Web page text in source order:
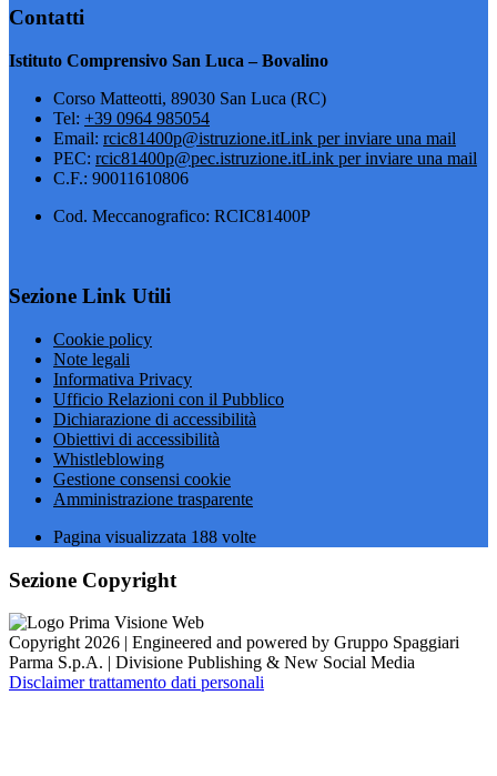
Contatti
Istituto Comprensivo San Luca – Bovalino
Corso Matteotti, 89030 San Luca (RC)
Tel: +39 0964 985054
Email: rcic81400p@istruzione.itLink per inviare una mail
PEC: rcic81400p@pec.istruzione.itLink per inviare una mail
C.F.: 90011610806
Cod. Meccanografico: RCIC81400P
Sezione Link Utili
Cookie policy
Note legali
Informativa Privacy
Ufficio Relazioni con il Pubblico
Dichiarazione di accessibilità
Obiettivi di accessibilità
Whistleblowing
Gestione consensi cookie
Amministrazione trasparente
Pagina visualizzata 188 volte
Sezione Copyright
Copyright 2026 | Engineered and powered by Gruppo Spaggiari
Parma S.p.A. | Divisione Publishing & New Social Media
Disclaimer trattamento dati personali